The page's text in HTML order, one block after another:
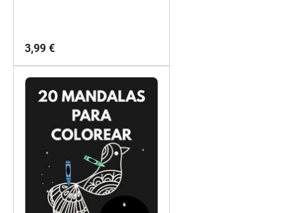
3,99 €